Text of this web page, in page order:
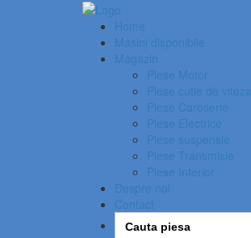
Home
Masini disponibile
Magazin
Piese Motor
Piese cutie de viteza
Piese Caroserie
Piese Electrice
Piese suspensie
Piese Transmisie
Piese Interior
Despre noi
Contact
Search
for: